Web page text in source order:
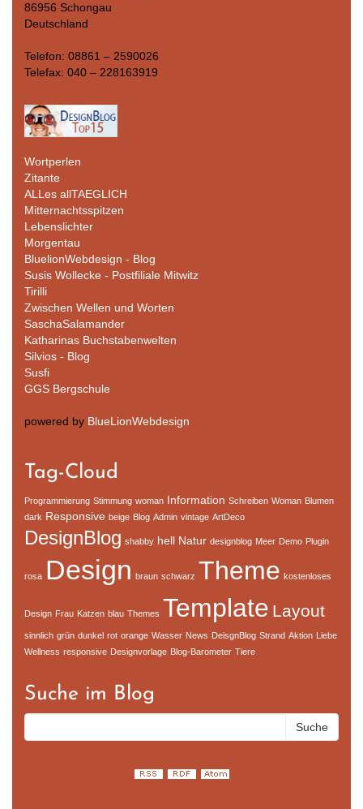
86956 Schongau
Deutschland
Telefon: 08861 – 2590026
Telefax: 040 – 228163919
Wortperlen
Zitante
ALLes allTAEGLICH
Mitternachtsspitzen
Lebenslichter
Morgentau
BluelionWebdesign - Blog
Susis Wollecke - Postfiliale Mitwitz
Tirilli
Zwischen Wellen und Worten
SaschaSalamander
Katharinas Buchstabenwelten
Silvios - Blog
Susfi
GGS Bergschule
powered by BlueLionWebdesign
Tag-Cloud
Programmierung Stimmung woman Information Schreiben Woman Blumen
dark Responsive beige Blog Admin vintage ArtDeco
DesignBlog shabby hell Natur designblog Meer Demo Plugin
rosa Design braun schwarz Theme kostenloses
Design Frau Katzen blau Themes Template Layout
sinnlich grün dunkel rot orange Wasser News DeisgnBlog Strand Aktion Liebe
Wellness responsive Designvorlage Blog-Barometer Tiere
Suche im Blog